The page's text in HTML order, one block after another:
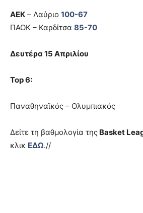
AEK – Λαύριο 100-67
ΠΑΟΚ – Καρδίτσα 85-70
Δευτέρα 15 Απριλίου
Top 6:
Παναθηναϊκός – Ολυμπιακός
Δείτε τη βαθμολογία της Basket
κλικ ΕΔΩ.//